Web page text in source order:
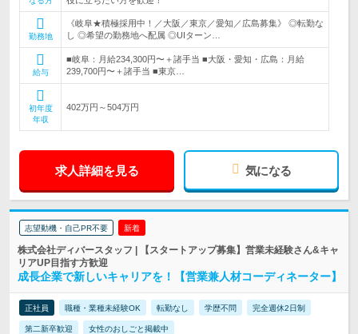
勤務地
《岐阜★積極採用中！／大阪／東京／愛知／広島募集》 ◎転勤な
し ◎希望の勤務地へ配属 ◎UIターン…
給与
■岐阜：月給234,300円〜＋諸手当 ■大阪・愛知・広島：月給
239,700円〜＋諸手当 ■東京…
初年度
年収
402万円～504万円
求人詳細を見る 気になる
志望動機・自己PR不要 新着
株式会社ディバースタッフ | 【スタートアップ募集】営業未経験さん&キャ
リアUP目指す方歓迎
成長企業で新しいキャリアを！【営業兼人材コーディネーター】
正社員 職種・業種未経験OK 転勤なし 学歴不問 完全週休2日制
第二新卒歓迎 女性のおしごと掲載中